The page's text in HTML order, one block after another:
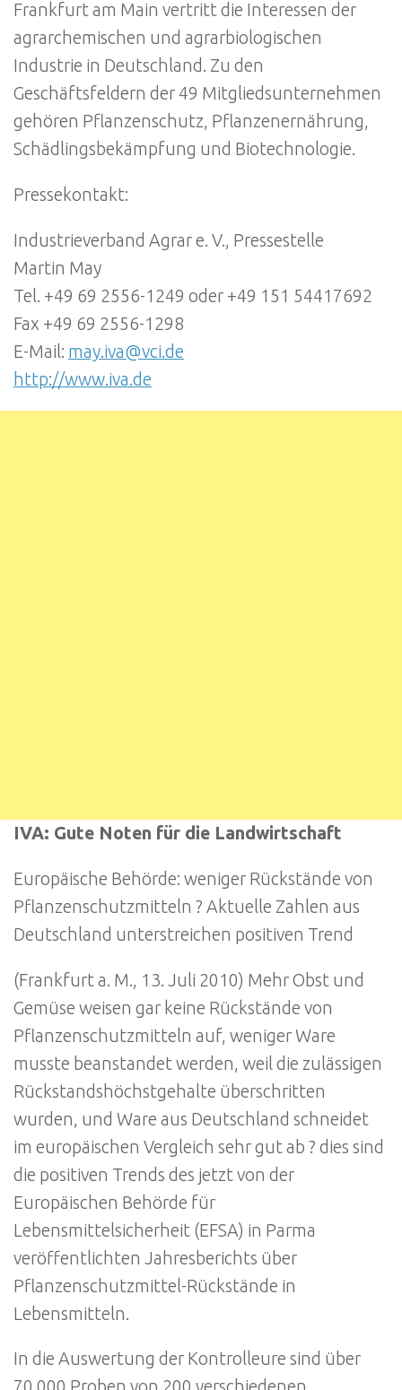
Frankfurt am Main vertritt die Interessen der
agrarchemischen und agrarbiologischen
Industrie in Deutschland. Zu den
Geschäftsfeldern der 49 Mitgliedsunternehmen
gehören Pflanzenschutz, Pflanzenernährung,
Schädlingsbekämpfung und Biotechnologie.
Pressekontakt:
Industrieverband Agrar e. V., Pressestelle
Martin May
Tel. +49 69 2556-1249 oder +49 151 54417692
Fax +49 69 2556-1298
E-Mail: may.iva@vci.de
http://www.iva.de
IVA: Gute Noten für die Landwirtschaft
Europäische Behörde: weniger Rückstände von
Pflanzenschutzmitteln ? Aktuelle Zahlen aus
Deutschland unterstreichen positiven Trend
(Frankfurt a. M., 13. Juli 2010) Mehr Obst und
Gemüse weisen gar keine Rückstände von
Pflanzenschutzmitteln auf, weniger Ware
musste beanstandet werden, weil die zulässigen
Rückstandshöchstgehalte überschritten
wurden, und Ware aus Deutschland schneidet
im europäischen Vergleich sehr gut ab ? dies sind
die positiven Trends des jetzt von der
Europäischen Behörde für
Lebensmittelsicherheit (EFSA) in Parma
veröffentlichten Jahresberichts über
Pflanzenschutzmittel-Rückstände in
Lebensmitteln.
In die Auswertung der Kontrolleure sind über